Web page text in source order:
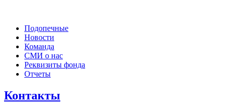
Подопечные
Новости
Команда
СМИ о нас
Реквизиты фонда
Отчеты
Контакты